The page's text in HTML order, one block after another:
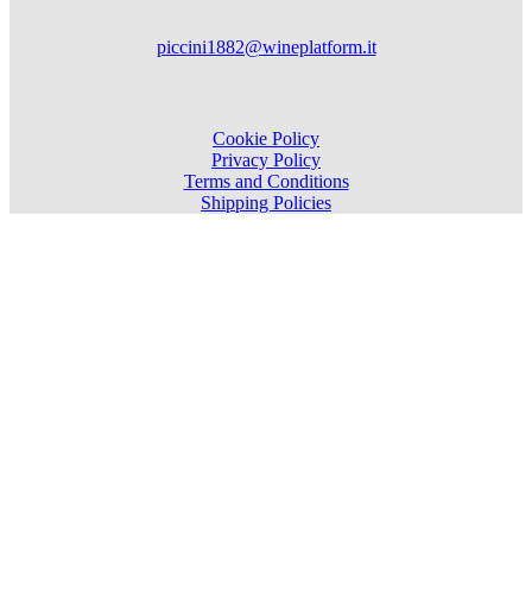
piccini1882@wineplatform.it
Cookie Policy
Privacy Policy
Terms and Conditions
Shipping Policies